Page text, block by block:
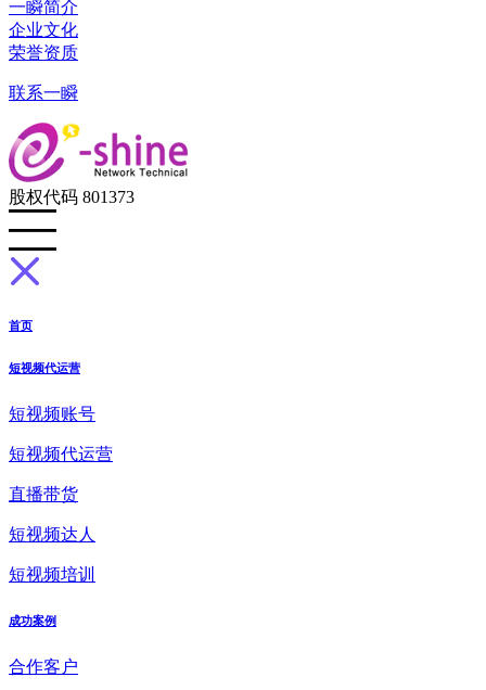
一瞬简介
企业文化
荣誉资质
联系一瞬
股权代码 801373
首页
短视频代运营
短视频账号
短视频代运营
直播带货
短视频达人
短视频培训
成功案例
合作客户